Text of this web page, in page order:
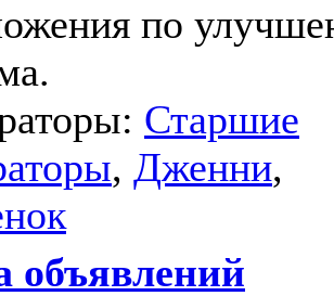
по
Старшие
, Дженни,
объявлений